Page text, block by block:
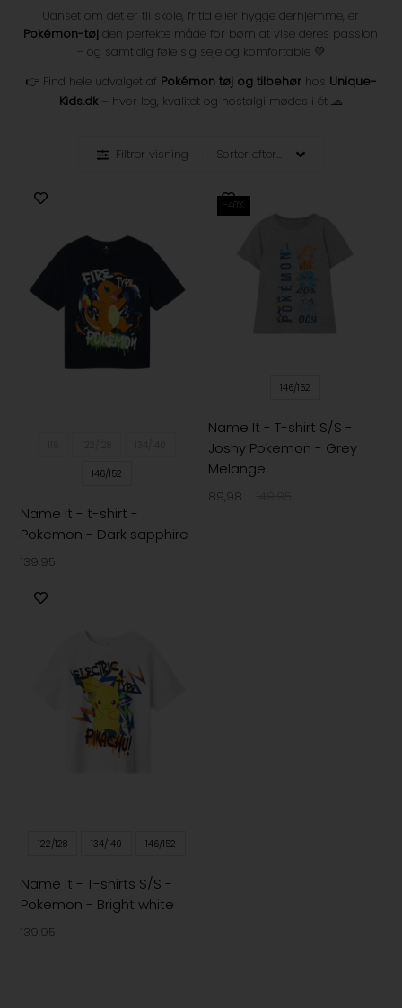
Uanset om det er til skole, fritid eller hygge derhjemme, er
Pokémon-tøj den perfekte måde for børn at vise deres passion
– og samtidig føle sig seje og komfortable 💛
👉 Find hele udvalget af Pokémon tøj og tilbehørhos Unique-
Kids.dk– hvor leg, kvalitet og nostalgi mødes i ét 🧢
Filtrer visning
146/152
Name it - t-shirt -
Pokemon - Dark sapphire
139,95
-40%
146/152
Name It - T-shirt S/S -
Joshy Pokemon - Grey
Melange
89,98
122/128 134/140 146/152
Name it - T-shirts S/S -
Pokemon - Bright white
139,95